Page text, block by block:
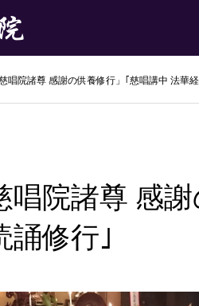
唱院諸尊 感謝の供養修行」｢慈唱講中 法華
唱院諸尊 感
誦修行｣